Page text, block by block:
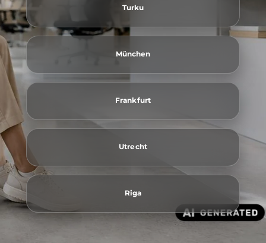
Turku
München
Frankfurt
Utrecht
Riga